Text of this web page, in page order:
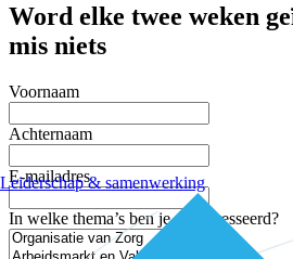
Leiderschap & samenwerking
Word elke twee weken
mis niets
Voornaam
Achternaam
E-mailadres
In welke thema’s ben je geïnteresseerd?